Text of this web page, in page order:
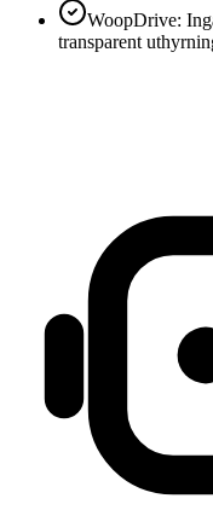
WoopDrive:
transparent